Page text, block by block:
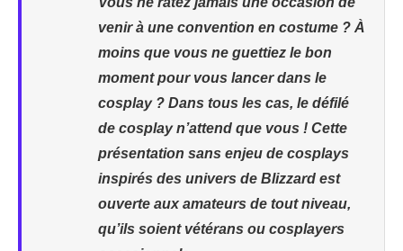
venir à une convention en costume ? À
moins que vous ne guettiez le bon
moment pour vous lancer dans le
cosplay ? Dans tous les cas, le défilé
de cosplay n’attend que vous ! Cette
présentation sans enjeu de cosplays
inspirés des univers de Blizzard est
ouverte aux amateurs de tout niveau,
qu’ils soient vétérans ou cosplayers